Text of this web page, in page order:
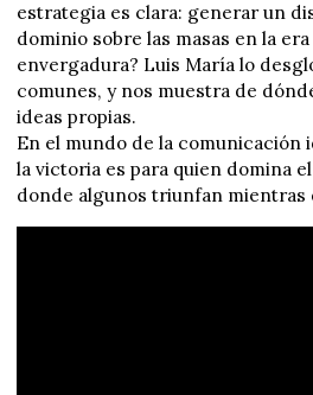
estrategia es clara: generar un
dominio sobre las masas en la
envergadura? Luis María lo
comunes, y nos muestra de
ideas propias.
En el mundo de la comunicación
la victoria es para quien domina
donde algunos triunfan mientras